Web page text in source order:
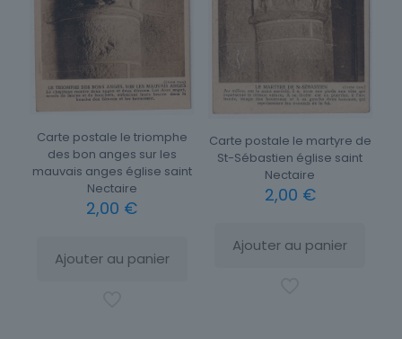
Carte postale le triomphe
des bon anges sur les
mauvais anges église saint
Nectaire
2,00 €
Ajouter au panier
Carte postale le martyre de
St-Sébastien église saint
Nectaire
2,00 €
Ajouter au panier